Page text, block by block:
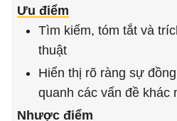
Ưu điểm
Tìm kiếm, tóm tắt và
thuật
Hiển thị rõ ràng sự
quanh các vấn đề khác
Nhược điểm